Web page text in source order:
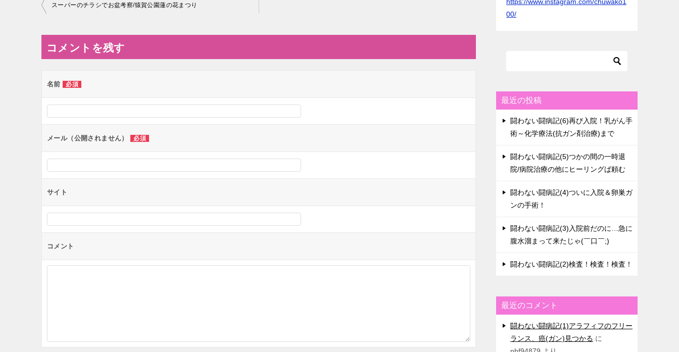
投
ナ
ビ
ー
ョ
ン
スーパーのチラシでお盆考察/猿賀公園蓮の花まつり
コメントを残す
名前 必須
メール（公開されません） 必須
サイト
コメント
00/
最近の投稿
闘わない闘病記(6)再び入院！乳がん手
術～化学療法(抗ガン剤治療)まで
闘わない闘病記(5)つかの間の一時退
院/病院治療の他にヒーリングば頼む
闘わない闘病記(4)ついに入院＆卵巣ガ
ンの手術！
闘わない闘病記(3)入院前だのに…急に
腹水溜まって来たじゃ(￣口￣;)
闘わない闘病記(2)検査！検査！検査！
最近のコメント
闘わない闘病記(1)アラフィフのフリー
ランス、癌(ガン)見つかる に